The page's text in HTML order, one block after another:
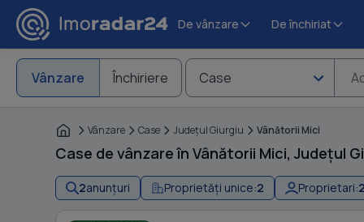
De vânzare De închiriat
Vânzare Închiriere Case
Vânzare Case Judeţul Giurgiu Vânătorii Mici
Case de vânzare în Vânătorii Mici, Județul
2anunțuri Proprietăți unice:2 Proprietari:2